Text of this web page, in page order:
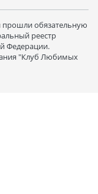
прошли обязательную
реестр
Федерации.
"Клуб Любимых